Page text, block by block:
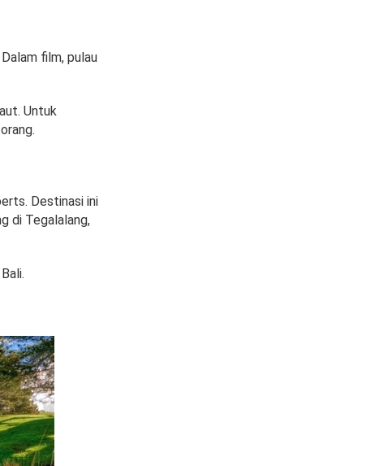
film, pulau
Untuk
Destinasi ini
di Tegalalang,